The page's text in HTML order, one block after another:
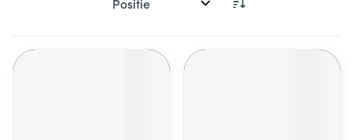
Sorteer op: